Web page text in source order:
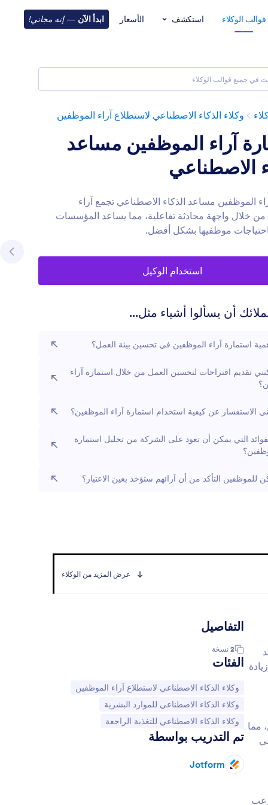
قوالب الوكلاء استكشف الأسعار ابدأ الآن —إنه مجاني!
وكلاء الذكاء الاصطناعي لاستطلاع آراء الموظفين
آراء الموظفين مساعد
الاصطناعي
الموظفين مساعد الذكاء الاصطناعي تجمع آراء
خلال واجهة محادثة تفاعلية، مما يساعد المؤسسات
موظفيها بشكل أفضل.
استخدام الوكيل
أن يسألوا أشياء مثل...
استمارة آراء الموظفين في تحسين بيئة العمل؟
تقديم اقتراحات لتحسين العمل من خلال استمارة آراء
الاستفسار عن كيفية استخدام استمارة آراء الموظفين؟
التي يمكن أن تعود على الشركة من تحليل استمارة
للموظفين التأكد من أن آرائهم ستؤخذ بعين الاعتبار؟
عرض المزيد من الوكلاء
مما
التفاصيل
2 نسخة
الفئات
انتقل إلى الفئة:
وكلاء الذكاء الاصطناعي لاستطلاع آراء الموظفين
انتقل إلى الفئة:
وكلاء الذكاء الاصطناعي للموارد البشرية
انتقل إلى الفئة:
وكلاء الذكاء الاصطناعي للتغذية الراجعة
تم التدريب بواسطة
Jotform